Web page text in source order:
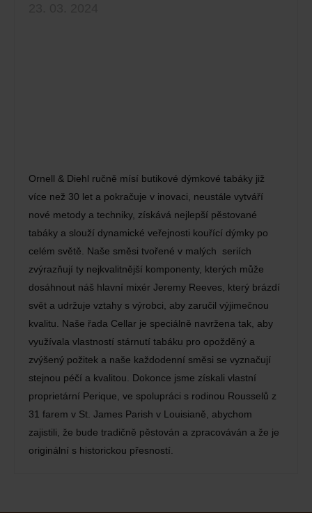
Ornell & Diehl ručně mísí butikové dýmkové tabáky již
více než 30 let a pokračuje v inovaci, neustále vytváří
nové metody a techniky, získává nejlepší pěstované
tabáky a slouží dynamické veřejnosti kouřící dýmky po
celém světě. Naše směsi tvořené v malých seriích
zvýrazňují ty nejkvalitnější komponenty, kterých může
dosáhnout náš hlavní mixér Jeremy Reeves, který brázdí
svět a udržuje vztahy s výrobci, aby zaručil výjimečnou
kvalitu. Naše řada Cellar je speciálně navržena tak, aby
využívala vlastností stárnutí tabáku pro opožděný a
zvýšený požitek a naše každodenní směsi se vyznačují
stejnou péčí a kvalitou. Dokonce jsme získali vlastní
proprietární Perique, ve spolupráci s rodinou Rousselů z
31 farem v St. James Parish v Louisianě, abychom
zajistili, že bude tradičně pěstován a zpracováván a že je
originální s historickou přesností.